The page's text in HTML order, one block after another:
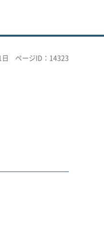
ページID：14323